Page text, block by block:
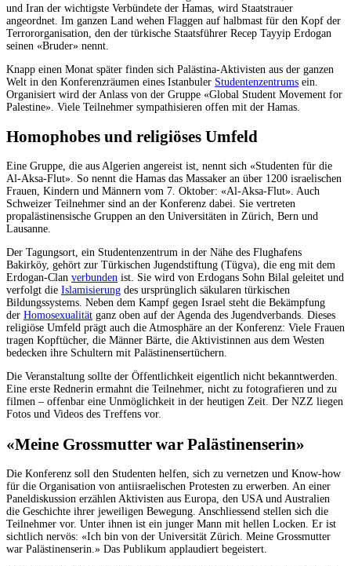
und Iran der wichtigste Verbündete der Hamas, wird Staatstrauer
angeordnet. Im ganzen Land wehen Flaggen auf halbmast für den Kopf der
Terrororganisation, den der türkische Staatsführer Recep Tayyip Erdogan
seinen «Bruder» nennt.
Knapp einen Monat später finden sich Palästina-Aktivisten aus der ganzen
Welt in den Konferenzräumen eines Istanbuler Studentenzentrums ein.
Organisiert wird der Anlass von der Gruppe «Global Student Movement for
Palestine». Viele Teilnehmer sympathisieren offen mit der Hamas.
Homophobes und religiöses Umfeld
Eine Gruppe, die aus Algerien angereist ist, nennt sich «Studenten für die
Al-Aksa-Flut». So nennt die Hamas das Massaker an über 1200 israelischen
Frauen, Kindern und Männern vom 7. Oktober: «Al-Aksa-Flut». Auch
Schweizer Teilnehmer sind an der Konferenz dabei. Sie vertreten
propalästinensische Gruppen an den Universitäten in Zürich, Bern und
Lausanne.
Der Tagungsort, ein Studentenzentrum in der Nähe des Flughafens
Bakirköy, gehört zur Türkischen Jugendstiftung (Tügva), die eng mit dem
Erdogan-Clan verbunden ist. Sie wird von Erdogans Sohn Bilal geleitet und
verfolgt die Islamisierung des ursprünglich säkularen türkischen
Bildungssystems. Neben dem Kampf gegen Israel steht die Bekämpfung
der Homosexualität ganz oben auf der Agenda des Jugendverbands. Dieses
religiöse Umfeld prägt auch die Atmosphäre an der Konferenz: Viele Frauen
tragen Kopftücher, die Männer Bärte, die Aktivistinnen aus dem Westen
bedecken ihre Schultern mit Palästinensertüchern.
Die Veranstaltung sollte der Öffentlichkeit eigentlich nicht bekanntwerden.
Eine erste Rednerin ermahnt die Teilnehmer, nicht zu fotografieren und zu
filmen – offenbar eine Unmöglichkeit in der heutigen Zeit. Der NZZ liegen
Fotos und Videos des Treffens vor.
«Meine Grossmutter war Palästinenserin»
Die Konferenz soll den Studenten helfen, sich zu vernetzen und Know-how
für die Organisation von antiisraelischen Protesten zu erwerben. An einer
Paneldiskussion erzählen Aktivisten aus Europa, den USA und Australien
die Geschichte ihrer jeweiligen Bewegung. Anschliessend stellen sich die
Teilnehmer vor. Unter ihnen ist ein junger Mann mit hellen Locken. Er ist
sichtlich nervös: «Ich bin von der Universität Zürich. Meine Grossmutter
war Palästinenserin.» Das Publikum applaudiert begeistert.